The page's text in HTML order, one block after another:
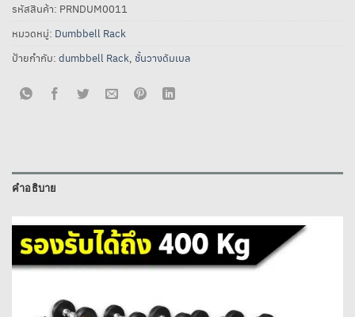
รหัสสินค้า: PRNDUM0011
หมวดหมู่: Dumbbell Rack
ป้ายกำกับ: dumbbell Rack ชั้นวางดัมเบล
คำอธิบาย